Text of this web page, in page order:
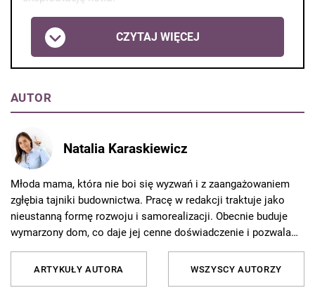
CZYTAJ WIĘCEJ
AUTOR
Natalia Karaskiewicz
Młoda mama, która nie boi się wyzwań i z zaangażowaniem
zgłębia tajniki budownictwa. Pracę w redakcji traktuje jako
nieustanną formę rozwoju i samorealizacji. Obecnie buduje
wymarzony dom, co daje jej cenne doświadczenie i pozwala
jeszcze lepiej rozumieć potrzeby czytelników. Od 10 lat
związana z Grupą AVT, gdzie redaguje artykuły i porady
ARTYKUŁY AUTORA WSZYSCY AUTORZY